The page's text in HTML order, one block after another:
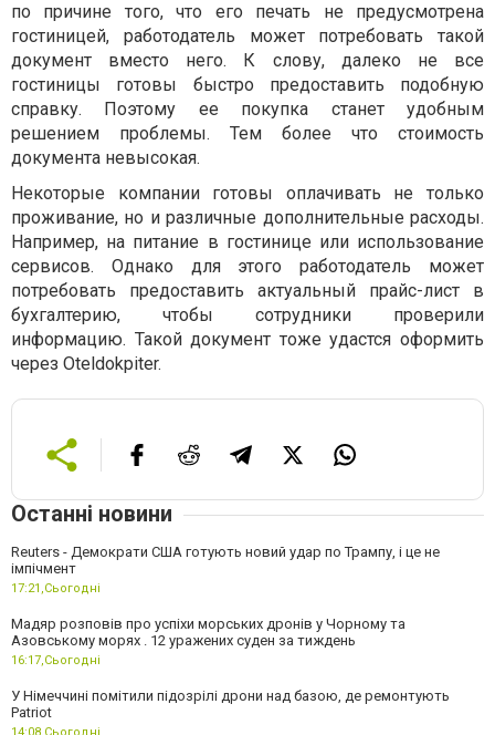
по причине того, что его печать не предусмотрена
гостиницей, работодатель может потребовать такой
документ вместо него. К слову, далеко не все
гостиницы готовы быстро предоставить подобную
справку. Поэтому ее покупка станет удобным
решением проблемы. Тем более что стоимость
документа невысокая.
Некоторые компании готовы оплачивать не только
проживание, но и различные дополнительные расходы.
Например, на питание в гостинице или использование
сервисов. Однако для этого работодатель может
потребовать предоставить актуальный прайс-лист в
бухгалтерию, чтобы сотрудники проверили
информацию. Такой документ тоже удастся оформить
через Oteldokpiter.
Останні новини
Reuters - Демократи США готують новий удар по Трампу, і це не
імпічмент
17:21,Сьогодні
Мадяр розповів про успіхи морських дронів у Чорному та
Азовському морях . 12 уражених суден за тиждень
16:17,Сьогодні
У Німеччині помітили підозрілі дрони над базою, де ремонтують
Patriot